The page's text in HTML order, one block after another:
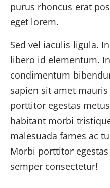
purus rhoncus erat
eget lorem.
Sed vel iaculis ligula.
libero id elementum.
condimentum
sapien sit amet
porttitor egestas
habitant morbi
malesuada fames ac
Morbi porttitor egestas
semper consectetur!